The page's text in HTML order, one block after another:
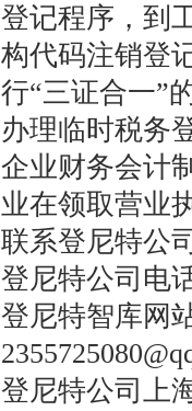
登记程序，到
构代码注销登
行“三证合一”
办理临时税务
企业财务会计
业在领取营业
联系登尼特公
登尼特公司电
登尼特智库网
登尼特公司上